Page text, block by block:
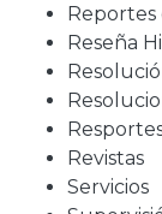
Reportes
Reseña
Revistas
Servicios